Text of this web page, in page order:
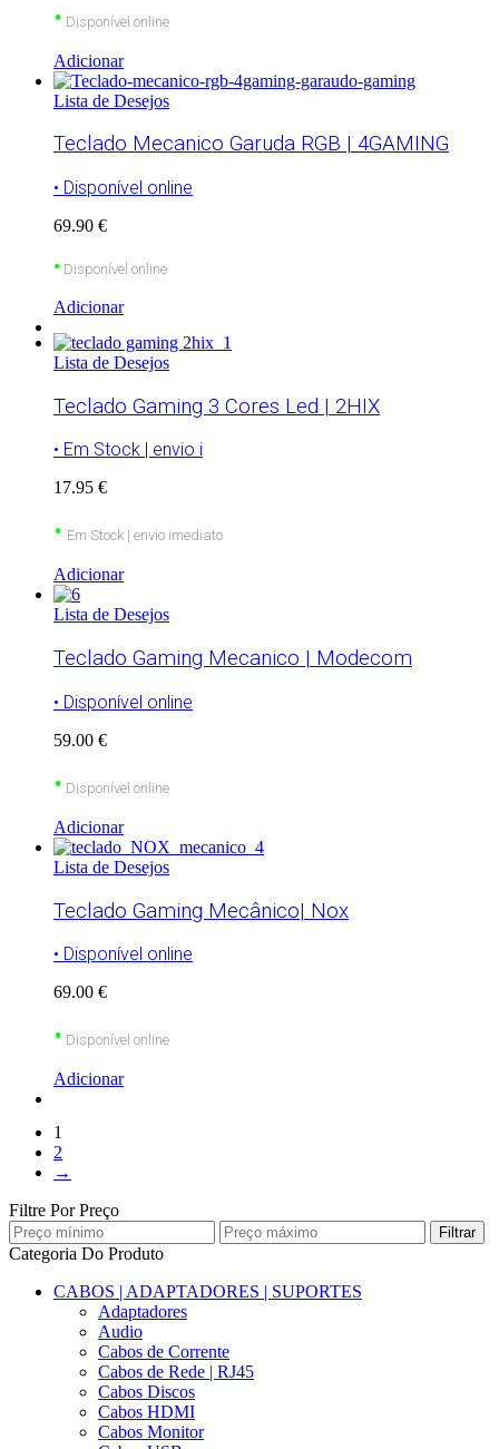
• Disponível online
Adicionar
Lista de Desejos
Teclado Mecanico Garuda RGB | 4GAMING
• Disponível online
69.90 €
• Disponível online
Adicionar
Lista de Desejos
Teclado Gaming 3 Cores Led | 2HIX
• Em Stock | envio i
17.95 €
• Em Stock | envio imediato
Adicionar
Lista de Desejos
Teclado Gaming Mecanico | Modecom
• Disponível online
59.00 €
• Disponível online
Adicionar
Lista de Desejos
Teclado Gaming Mecânico| Nox
• Disponível online
69.00 €
• Disponível online
Adicionar
1
2
→
Filtre Por Preço
Filtrar
Categoria Do Produto
CABOS | ADAPTADORES | SUPORTES
Adaptadores
Audio
Cabos de Corrente
Cabos de Rede | RJ45
Cabos Discos
Cabos HDMI
Cabos Monitor